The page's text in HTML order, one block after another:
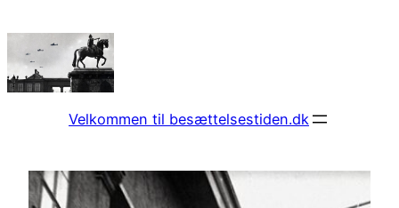
indhold
Velkommen til besættelsestiden.dk